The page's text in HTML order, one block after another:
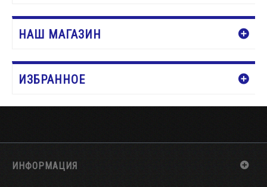
НАШ МАГАЗИН
ИЗБРАННОЕ
ИНФОРМАЦИЯ